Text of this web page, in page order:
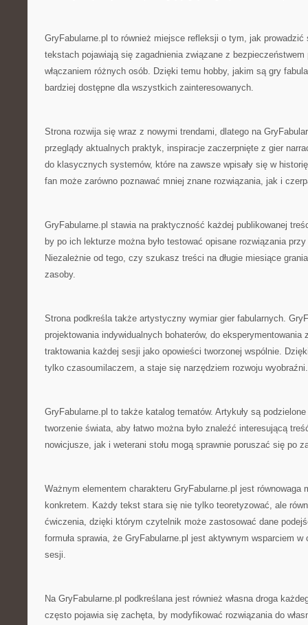
GryFabularne.pl to również miejsce refleksji o tym, jak prowadzić
tekstach pojawiają się zagadnienia związane z
włączaniem różnych osób. Dzięki temu hobby, jakim są gry
bardziej dostępne dla wszystkich zainteresowanych.
Strona rozwija się wraz z nowymi trendami, dlatego na
przeglądy aktualnych praktyk, inspiracje zaczerpnięte z gier
do klasycznych systemów, które na zawsze wpisały się w
fan może zarówno poznawać mniej znane rozwiązania, jak i
GryFabularne.pl stawia na praktyczność każdej publikowanej
by po ich lekturze można było testować opisane rozwiązania
Niezależnie od tego, czy szukasz treści na długie miesiące
zasoby.
Strona podkreśla także artystyczny wymiar gier fabularnych.
projektowania indywidualnych bohaterów, do eksperymentowania
traktowania każdej sesji jako opowieści tworzonej wspólnie.
tylko czasoumilaczem, a staje się narzędziem rozwoju wyobraźni.
GryFabularne.pl to także katalog tematów. Artykuły są
tworzenie świata, aby łatwo można było znaleźć interesującą
nowicjusze, jak i weterani stołu mogą sprawnie poruszać się po
Ważnym elementem charakteru GryFabularne.pl jest równowaga
konkretem. Każdy tekst stara się nie tylko teoretyzować, ale
ćwiczenia, dzięki którym czytelnik może zastosować dane
formuła sprawia, że GryFabularne.pl jest aktywnym wsparciem w
sesji.
Na GryFabularne.pl podkreślana jest również własna droga
często pojawia się zachęta, by modyfikować rozwiązania do